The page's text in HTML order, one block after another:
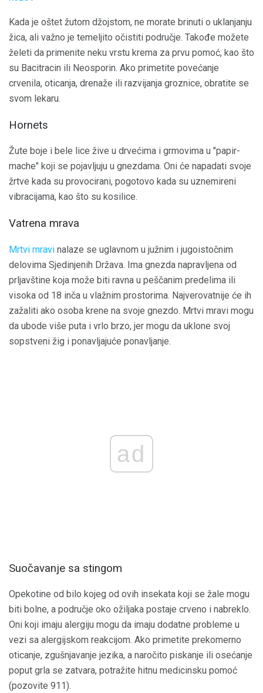
Kada je oštet žutom džojstom, ne morate brinuti o uklanjanju
žica, ali važno je temeljito očistiti područje. Takođe možete
želeti da primenite neku vrstu krema za prvu pomoć, kao što
su Bacitracin ili Neosporin. Ako primetite povećanje
crvenila, oticanja, drenaže ili razvijanja groznice, obratite se
svom lekaru.
Hornets
Žute boje i bele lice žive u drvećima i grmovima u "papir-
mache" koji se pojavljuju u gnezdama. Oni će napadati svoje
žrtve kada su provocirani, pogotovo kada su uznemireni
vibracijama, kao što su kosilice.
Vatrena mrava
Mrtvi mravi nalaze se uglavnom u južnim i jugoistočnim
delovima Sjedinjenih Država. Ima gnezda napravljena od
prljavštine koja može biti ravna u peščanim predelima ili
visoka od 18 inča u vlažnim prostorima. Najverovatnije će ih
zažaliti ako osoba krene na svoje gnezdo. Mrtvi mravi mogu
da ubode više puta i vrlo brzo, jer mogu da uklone svoj
sopstveni žig i ponavljajuće ponavljanje.
ad
Suočavanje sa stingom
Opekotine od bilo kojeg od ovih insekata koji se žale mogu
biti bolne, a područje oko ožiljaka postaje crveno i nabreklo.
Oni koji imaju alergiju mogu da imaju dodatne probleme u
vezi sa alergijskom reakcijom. Ako primetite prekomerno
oticanje, zgušnjavanje jezika, a naročito piskanje ili osećanje
poput grla se zatvara, potražite hitnu medicinsku pomoć
(pozovite 911).